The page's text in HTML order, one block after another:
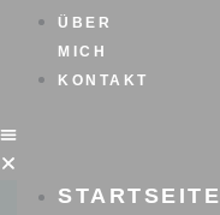
ÜBER
MICH
KONTAKT
STARTSEITE